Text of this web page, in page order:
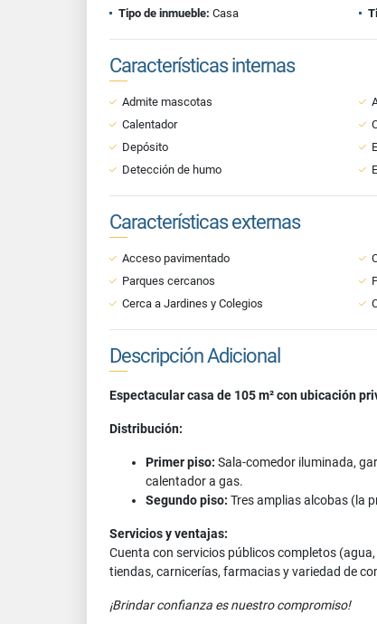
Tipo de inmueble: Casa
Características internas
Admite mascotas
Calentador
Depósito
Detección de humo
Características externas
Acceso pavimentado
Parques cercanos
Cerca a Jardines y Colegios
Descripción Adicional
Espectacular casa de 105 m² con ubicación
Distribución:
Primer piso: Sala-comedor iluminada,
calentador a gas.
Segundo piso: Tres amplias alcobas (la
Servicios y ventajas:
Cuenta con servicios públicos completos
tiendas, carnicerías, farmacias y variedad de
¡Brindar confianza es nuestro compromiso!